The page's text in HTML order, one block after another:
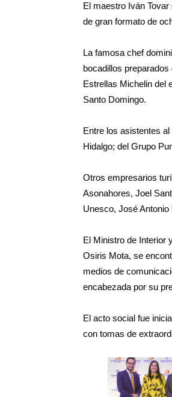
El maestro Iván
de gran formato de
La famosa chef
bocadillos
Estrellas Michelin del
Santo Domingo.
Entre los asistentes
Hidalgo; del Grupo
Otros empresarios
Asonahores, Joel
Unesco, José
El Ministro de Interior
Osiris Mota, se
medios de
encabezada por su
El acto social fue
con tomas de